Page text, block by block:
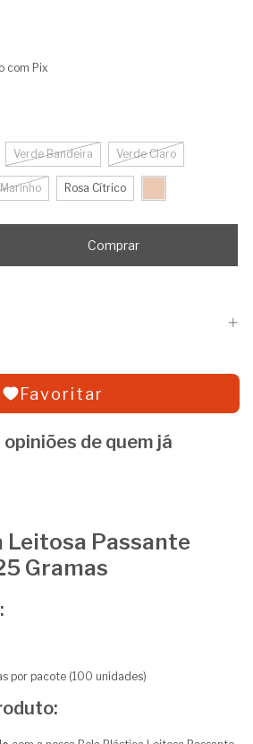
com Pix
Verde Bandeira Verde Claro
Rosa Cítrico
Favoritar
de quem já
Leitosa Passante
Gramas
por pacote (100 unidades)